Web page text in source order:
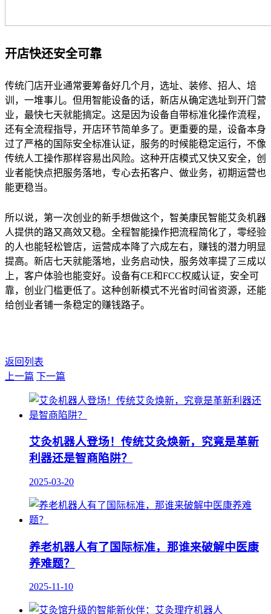
开店快还安全可靠
传统门店开业通常要筹备好几个月，选址、装修、招人、培
训，一堆事儿。但用智能设备的话，新店从确定选址到开门营
业，最快七天就能搞定。这是因为设备自带标准化操作流程，
还有全流程指导，开店环节简单多了。更重要的是，设备本身
过了严格的国际安全标准认证，服务的时候能稳定运行，不像
传统人工操作那样容易出风险。这种开店模式又快又安全，创
业者能快点把服务落地，专心去拓客户、做业务，初期运营也
能更稳当。
所以说，第一次创业的新手想做这个，智美康民智能艾灸机器
人提供的路又高效又稳。全程智能操作把流程简化了，零经验
的人也能轻松管店，运营成本降了六成左右，赚钱的潜力明显
提高。新店七天就能落地，业务启动快，服务效率提了三成以
上，客户体验也能变好。设备有CE和FCC权威认证，安全可
靠，创业门槛更低了。这种创新模式不光省时间省资源，还能
给创业者铺一条稳定的赚钱路子。
返回列表
上一篇 下一篇
艾灸机器人登场！传统艾灸焕新，究竟是革新
利器还是智商陷阱？
2025-03-20
养老机器人有了国际标准，那谁来破解中医康
养难题？
2025-11-10